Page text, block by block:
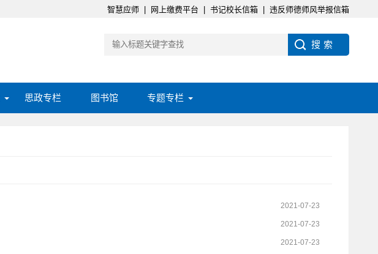
智慧应师 网上缴费平台 书记校长信箱 违反师德师风举报信箱
思政专栏 图书馆 专题专栏
2021-07-23
2021-07-23
2021-07-23